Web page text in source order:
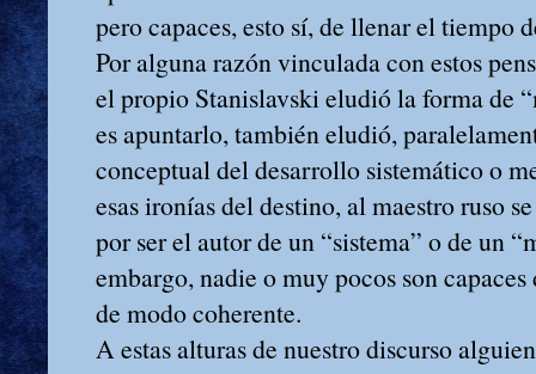
pero capaces, esto sí, de llenar el tiempo
Por alguna razón vinculada con estos
el propio Stanislavski eludió la forma de
es apuntarlo, también eludió,
conceptual del desarrollo sistemático o
esas ironías del destino, al maestro ruso
por ser el autor de un “sistema” o de un
embargo, nadie o muy pocos son
de modo coherente.
A estas alturas de nuestro discurso